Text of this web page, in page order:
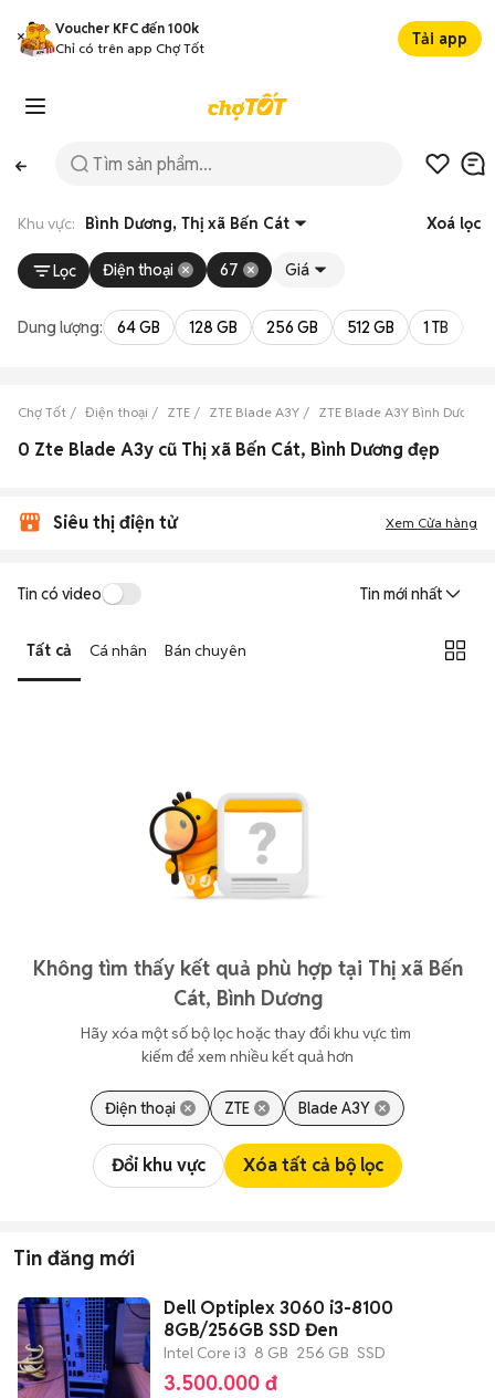
Voucher KFC đến 100k
Chỉ có trên app Chợ Tốt
Tải app
Khu vực: Bình Dương, Thị xã Bến Cát Xoá lọc
Lọc Điện thoại 67 Giá
Dung lượng: 64 GB 128 GB 256 GB 512 GB 1 TB
Chợ Tốt Điện thoại ZTE ZTE Blade A3Y ZTE Blade A3Y Bình Dương
0 Zte Blade A3y cũ Thị xã Bến Cát, Bình Dương đẹp
Siêu thị điện tử Xem Cửa hàng
Tin có video Tin mới nhất
Tất cả Cá nhân Bán chuyên
Không tìm thấy kết quả phù hợp tại Thị xã Bến
Cát, Bình Dương
Hãy xóa một số bộ lọc hoặc thay đổi khu vực tìm
kiếm để xem nhiều kết quả hơn
Điện thoại ZTE Blade A3Y
Đổi khu vực Xóa tất cả bộ lọc
Tin đăng mới
Dell Optiplex 3060 i3-8100
8GB/256GB SSD Đen
Intel Core i3 8 GB 256 GB SSD
3.500.000 đ